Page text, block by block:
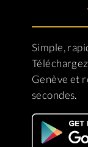
Simple,
Genève et
secondes.